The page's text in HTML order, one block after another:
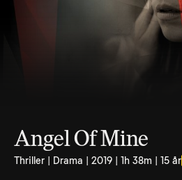
Angel Of Mine
Thriller | Drama | 2019 | 1h 38m | 15 år